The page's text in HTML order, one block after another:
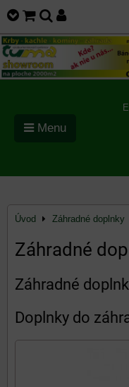
Menu
Úvod Záhradné doplnky
Záhradné
Záhradné
Doplnky do